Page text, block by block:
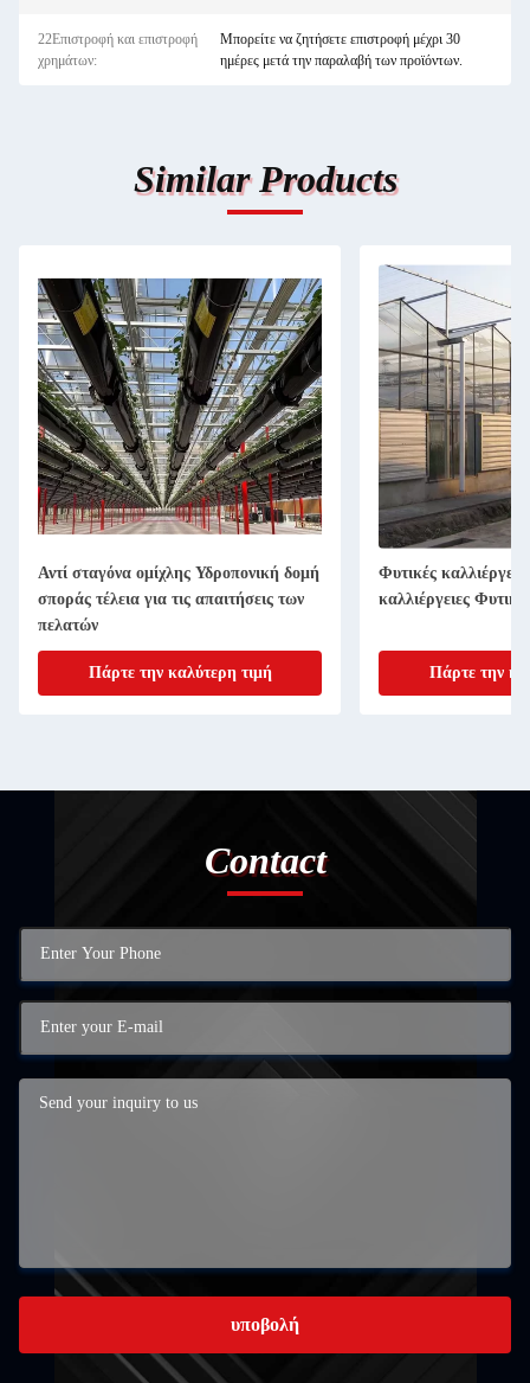
22Επιστροφή και επιστροφή
χρημάτων:
Μπορείτε να ζητήσετε επιστροφή μέχρι 30
ημέρες μετά την παραλαβή των προϊόντων.
Similar Products
Αντί σταγόνα ομίχλης Υδροπονική δομή
σποράς τέλεια για τις απαιτήσεις των
πελατών
Πάρτε την καλύτερη τιμή
Φυτικές
καλλιέργειες
Πάρτε την
Contact
υποβολή